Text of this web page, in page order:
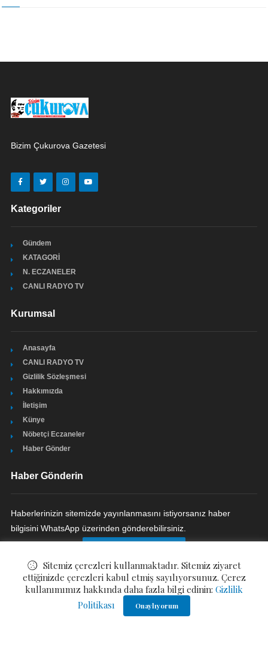
Bizim Çukurova Gazetesi
Kategoriler
Gündem
KATAGORİ
N. ECZANELER
CANLI RADYO TV
Kurumsal
Anasayfa
CANLI RADYO TV
Gizlilik Sözleşmesi
Hakkımızda
İletişim
Künye
Nöbetçi Eczaneler
Haber Gönder
Haber Gönderin
Haberlerinizin sitemizde yayınlanmasını istiyorsanız haber
bilgisini WhatsApp üzerinden gönderebilirsiniz.
Bizim Çukurova Gazetesi. All Rights Reserved.
Sitemiz çerezleri kullanmaktadır. Sitemiz ziyaret
ettiğinizde çerezleri kabul etmiş sayılıyorsunuz. Çerez
kullanımımız hakkında daha fazla bilgi edinin: Gizlilik
Politikası
Onaylıyorum